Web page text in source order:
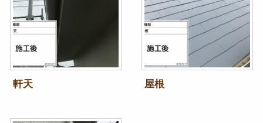
軒天 屋根